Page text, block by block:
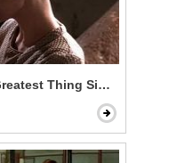
Thing Since Spice